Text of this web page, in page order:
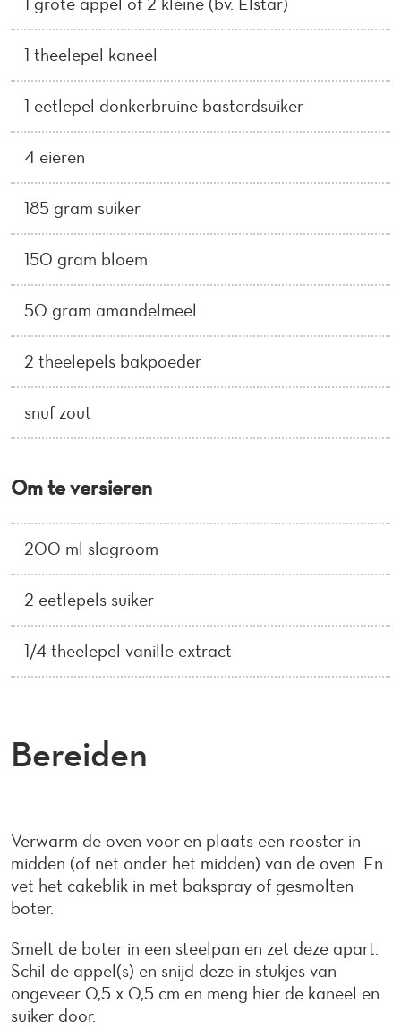
1 theelepel kaneel
1 eetlepel donkerbruine basterdsuiker
4 eieren
185 gram suiker
150 gram bloem
50 gram amandelmeel
2 theelepels bakpoeder
snuf zout
Om te versieren
200 ml slagroom
2 eetlepels suiker
1/4 theelepel vanille extract
Bereiden
Verwarm de oven voor en plaats een rooster in
midden (of net onder het midden) van de oven. En
vet het cakeblik in met bakspray of gesmolten
boter.
Smelt de boter in een steelpan en zet deze apart.
Schil de appel(s) en snijd deze in stukjes van
ongeveer 0,5 x 0,5 cm en meng hier de kaneel en
suiker door.